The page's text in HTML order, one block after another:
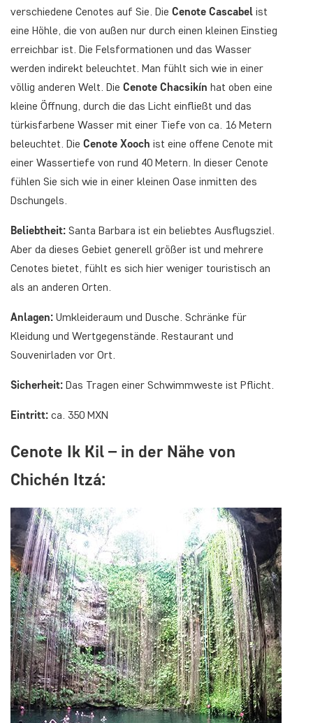
verschiedene Cenotes auf Sie. Die Cenote Cascabel ist
eine Höhle, die von außen nur durch einen kleinen Einstieg
erreichbar ist. Die Felsformationen und das Wasser
werden indirekt beleuchtet. Man fühlt sich wie in einer
völlig anderen Welt. Die Cenote Chacsikín hat oben eine
kleine Öffnung, durch die das Licht einfließt und das
türkisfarbene Wasser mit einer Tiefe von ca. 16 Metern
beleuchtet. Die Cenote Xooch ist eine offene Cenote mit
einer Wassertiefe von rund 40 Metern. In dieser Cenote
fühlen Sie sich wie in einer kleinen Oase inmitten des
Dschungels.
Beliebtheit: Santa Barbara ist ein beliebtes Ausflugsziel.
Aber da dieses Gebiet generell größer ist und mehrere
Cenotes bietet, fühlt es sich hier weniger touristisch an
als an anderen Orten.
Anlagen: Umkleideraum und Dusche. Schränke für
Kleidung und Wertgegenstände. Restaurant und
Souvenirladen vor Ort.
Sicherheit: Das Tragen einer Schwimmweste ist Pflicht.
Eintritt: ca. 350 MXN
Cenote Ik Kil – in der Nähe von
Chichén Itzá: